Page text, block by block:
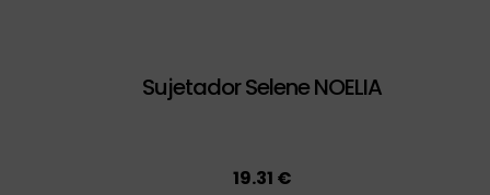
Sujetador Selene NOELIA
19.31 €